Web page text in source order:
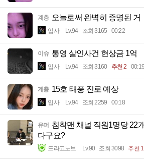
계층 오늘로써 완벽히 증명된 거
입사 Lv.94 조회 3165 00:22
이슈 통영 살인사건 현상금 1억
입사 Lv.94 조회 3160 추천 2 00:19
계층 15호 태풍 진로 예상
입사 Lv.94 조회 2259 00:18
유머 침착맨 채널 직원1명당 22
다구요?
드라고노브 Lv.90 조회 3098 추천 1